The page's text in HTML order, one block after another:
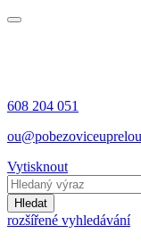
608 204 051
Vytisknout
Hledat
rozšířené vyhledávání